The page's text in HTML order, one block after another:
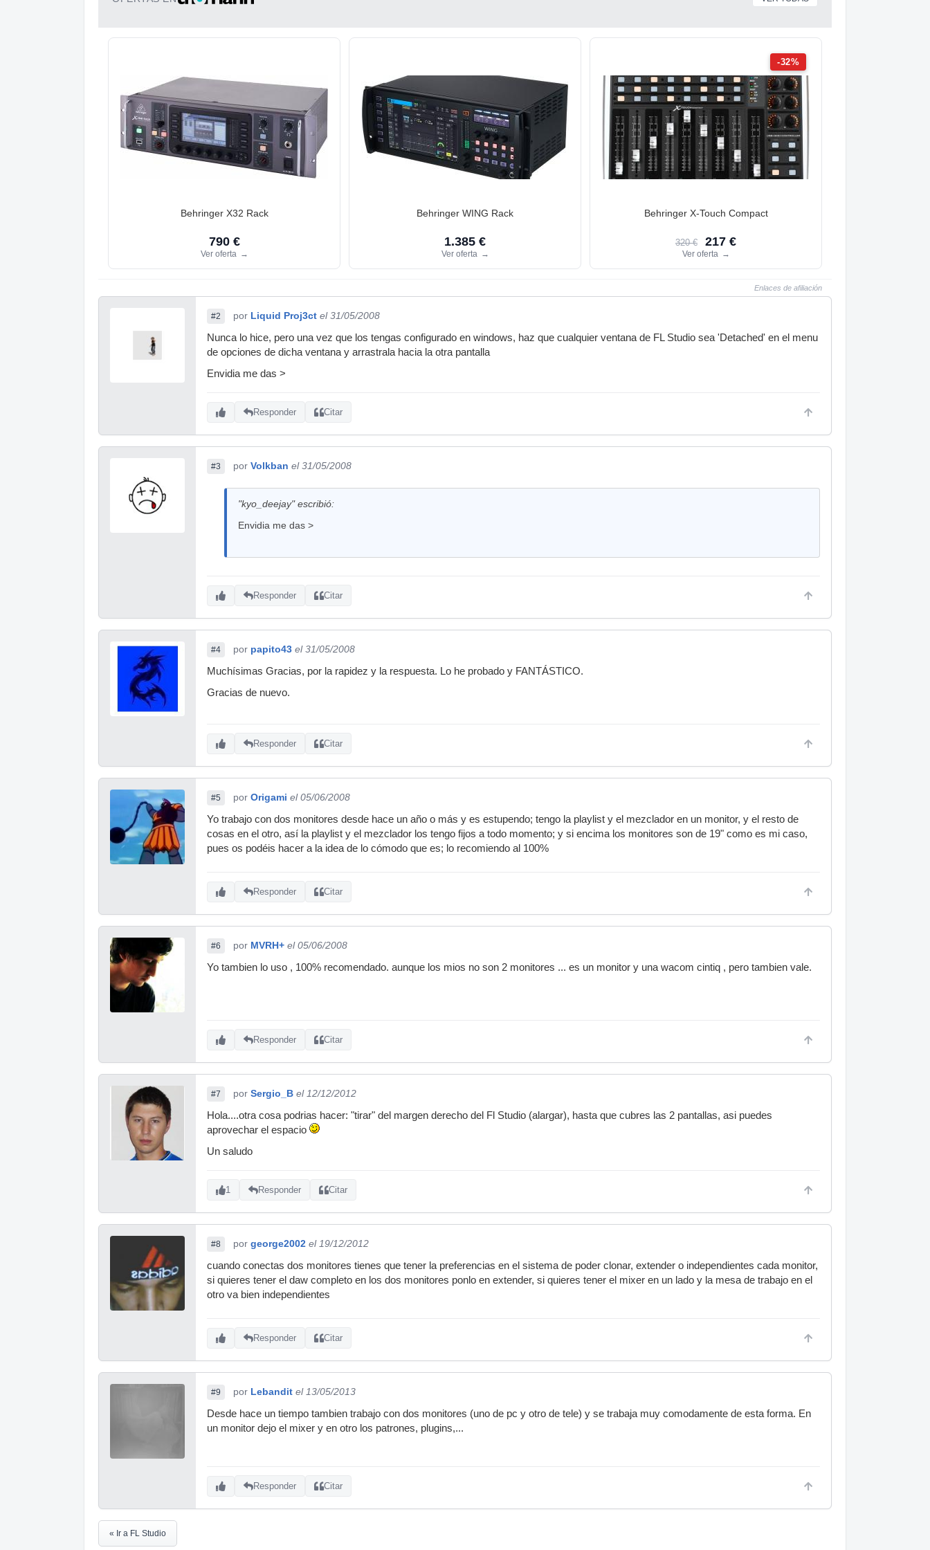
Behringer X32 Rack
790 €
Ver oferta →
Behringer WING Rack
1.385 €
Ver oferta →
-32%
Behringer X-Touch Compact
320 € 217 €
Ver oferta →
Enlaces de afiliación
#2 por Liquid Proj3ct el 31/05/2008
Nunca lo hice, pero una vez que los tengas configurado en windows, haz que cualquier ventana de FL Studio sea 'Detached' en el menu
de opciones de dicha ventana y arrastrala hacia la otra pantalla
Envidia me das >
Responder Citar
#3 por Volkban el 31/05/2008
"kyo_deejay" escribió:
Envidia me das >
Responder Citar
#4 por papito43 el 31/05/2008
Muchísimas Gracias, por la rapidez y la respuesta. Lo he probado y FANTÁSTICO.
Gracias de nuevo.
Responder Citar
#5 por Origami el 05/06/2008
Yo trabajo con dos monitores desde hace un año o más y es estupendo; tengo la playlist y el mezclador en un monitor, y el resto de
cosas en el otro, así la playlist y el mezclador los tengo fijos a todo momento; y si encima los monitores son de 19" como es mi caso,
pues os podéis hacer a la idea de lo cómodo que es; lo recomiendo al 100%
Responder Citar
#6 por MVRH+ el 05/06/2008
Yo tambien lo uso , 100% recomendado. aunque los mios no son 2 monitores ... es un monitor y una wacom cintiq , pero tambien vale.
Responder Citar
#7 por Sergio_B el 12/12/2012
Hola....otra cosa podrias hacer: "tirar" del margen derecho del Fl Studio (alargar), hasta que cubres las 2 pantallas, asi puedes
aprovechar el espacio
Un saludo
1 Responder Citar
#8 por george2002 el 19/12/2012
cuando conectas dos monitores tienes que tener la preferencias en el sistema de poder clonar, extender o independientes cada monitor,
si quieres tener el daw completo en los dos monitores ponlo en extender, si quieres tener el mixer en un lado y la mesa de trabajo en el
otro va bien independientes
Responder Citar
#9 por Lebandit el 13/05/2013
Desde hace un tiempo tambien trabajo con dos monitores (uno de pc y otro de tele) y se trabaja muy comodamente de esta forma. En
un monitor dejo el mixer y en otro los patrones, plugins,...
Responder Citar
« Ir a FL Studio